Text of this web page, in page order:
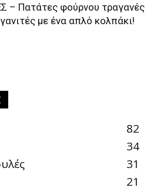
– Πατάτες φούρνου τραγανές
με ένα απλό κολπάκι!
82
34
31
21